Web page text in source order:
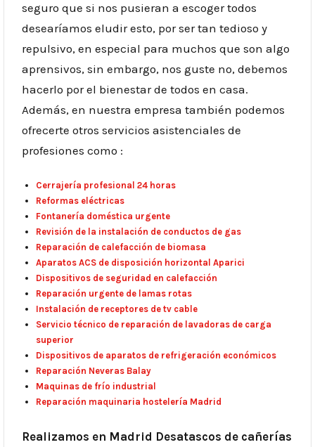
seguro que si nos pusieran a escoger todos
desearíamos eludir esto, por ser tan tedioso y
repulsivo, en especial para muchos que son algo
aprensivos, sin embargo, nos guste no, debemos
hacerlo por el bienestar de todos en casa.
Además, en nuestra empresa también podemos
ofrecerte otros servicios asistenciales de
profesiones como :
Cerrajería profesional 24 horas
Reformas eléctricas
Fontanería doméstica urgente
Revisión de la instalación de conductos de gas
Reparación de calefacción de biomasa
Aparatos ACS de disposición horizontal Aparici
Dispositivos de seguridad en calefacción
Reparación urgente de lamas rotas
Instalación de receptores de tv cable
Servicio técnico de reparación de lavadoras de carga
superior
Dispositivos de aparatos de refrigeración económicos
Reparación Neveras Balay
Maquinas de frío industrial
Reparación maquinaria hostelería Madrid
Realizamos en Madrid Desatascos de cañerías